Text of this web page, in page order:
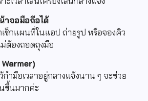
าจอมือถือได้
เช็กแผนที่ในแอป ถ่ายรูป หรือจองคิว
ม่ต้องถอดถุงมือ
กำมือเวลาอยู่กลางแจ้งนาน ๆ จะช่วย
ขึ้นมากค่ะ